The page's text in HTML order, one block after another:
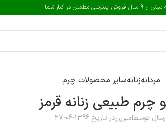
اینترنتی مطمئن در کنار شما
مردانهزنانهسایر محصولات چرم
چرم طبیعی زنانه قرمز
ارسال توسطامیرررردر تاریخ 1396-06-27